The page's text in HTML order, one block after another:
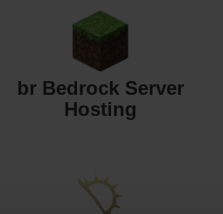
br Bedrock Server
Hosting